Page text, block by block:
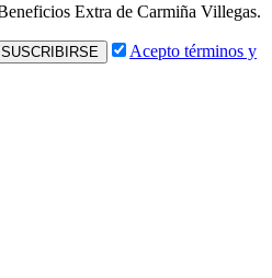
Extra de Carmiña Villegas.
Acepto términos y